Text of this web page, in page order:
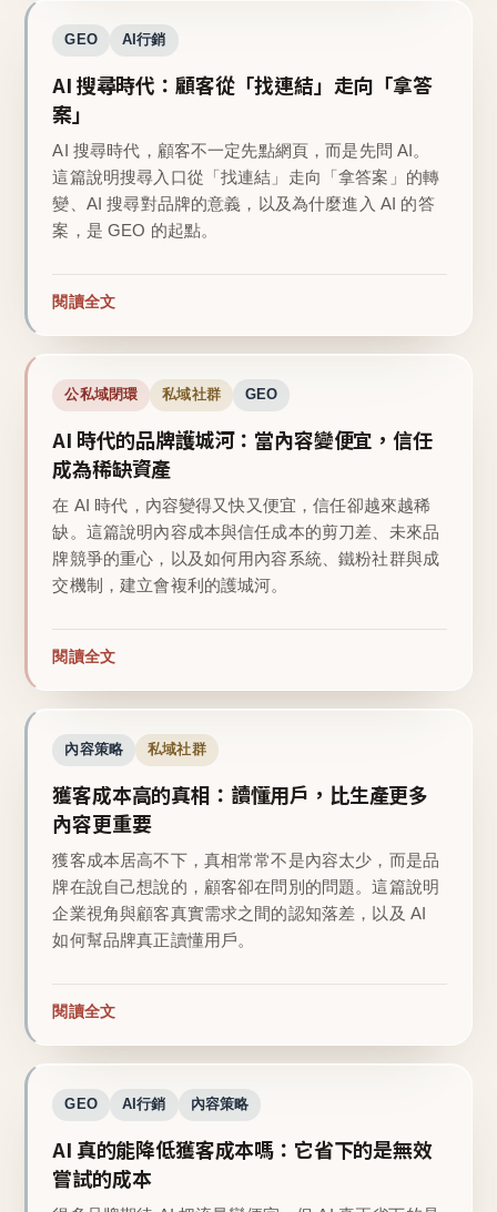
GEO AI行銷
AI 搜尋時代：顧客從「找連結」走向「拿答
案」
AI 搜尋時代，顧客不一定先點網頁，而是先問 AI。
這篇說明搜尋入口從「找連結」走向「拿答案」的轉
變、AI 搜尋對品牌的意義，以及為什麼進入 AI 的答
案，是 GEO 的起點。
閱讀全文
公私域閉環 私域社群 GEO
AI 時代的品牌護城河：當內容變便宜，信任
成為稀缺資產
在 AI 時代，內容變得又快又便宜，信任卻越來越稀
缺。這篇說明內容成本與信任成本的剪刀差、未來品
牌競爭的重心，以及如何用內容系統、鐵粉社群與成
交機制，建立會複利的護城河。
閱讀全文
內容策略 私域社群
獲客成本高的真相：讀懂用戶，比生產更多
內容更重要
獲客成本居高不下，真相常常不是內容太少，而是品
牌在說自己想說的，顧客卻在問別的問題。這篇說明
企業視角與顧客真實需求之間的認知落差，以及 AI
如何幫品牌真正讀懂用戶。
閱讀全文
GEO AI行銷 內容策略
AI 真的能降低獲客成本嗎：它省下的是無效
嘗試的成本